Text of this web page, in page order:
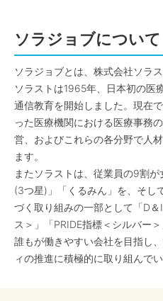
ソラジョブについて
ソラジョブとは、株式会社ソラ
ソラストは1965年、日本初の医
通信教育を開始しました。現在
った医療機関における医療事務
営、およびこれらの各分野で人
ます。
またソラストは、従業員の9割
(3つ星)」「くるみん」を、そし
づく取り組みの一部として「D
ス＞」「PRIDE指標＜シルバー
誰もが働きやすい会社を目指し
ィの推進に積極的に取り組んでい